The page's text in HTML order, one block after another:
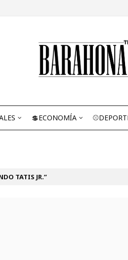
💲ECONOMÍA
TATIS JR.